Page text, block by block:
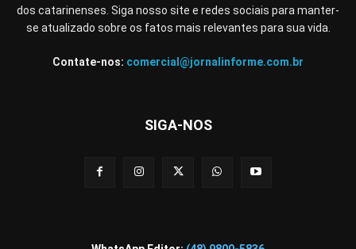
dos catarinenses. Siga nosso site e redes sociais para manter-
se atualizado sobre os fatos mais relevantes para sua vida.
Contate-nos: comercial@jornalinforme.com.br
SIGA-NOS